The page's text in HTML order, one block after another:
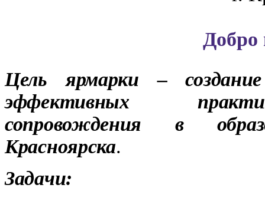
Добро
Цель ярмарки –
эффективных практик
сопровождения в
Красноярска.
Задачи: